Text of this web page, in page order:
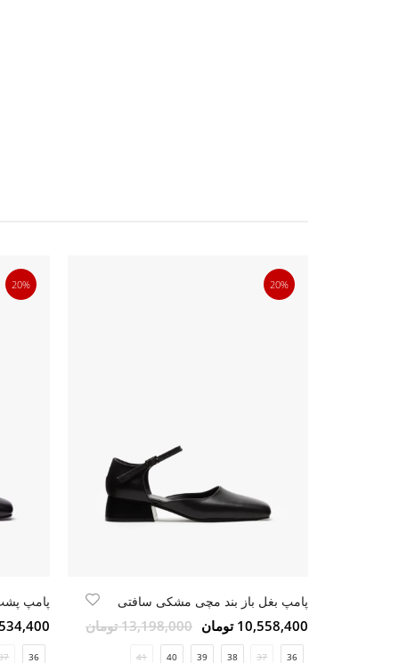
20%
پامپ بغل باز بند مچی مشکی سافتی
10,558,400 تومان 13,198,000 تومان
36
37
38
39
40
41
20%
پامپ
10,534,400
36